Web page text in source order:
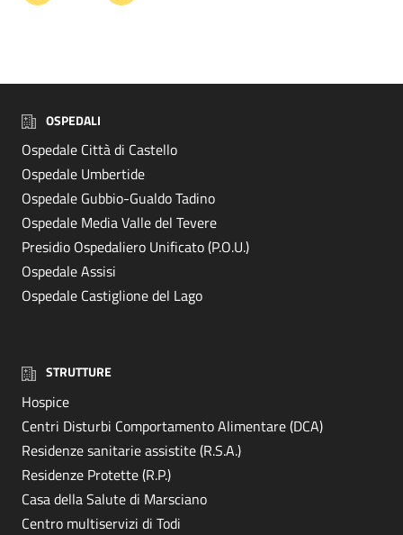
OSPEDALI
Ospedale Città di Castello
Ospedale Umbertide
Ospedale Gubbio-Gualdo Tadino
Ospedale Media Valle del Tevere
Presidio Ospedaliero Unificato (P.O.U.)
Ospedale Assisi
Ospedale Castiglione del Lago
STRUTTURE
Hospice
Centri Disturbi Comportamento Alimentare (DCA)
Residenze sanitarie assistite (R.S.A.)
Residenze Protette (R.P.)
Casa della Salute di Marsciano
Centro multiservizi di Todi